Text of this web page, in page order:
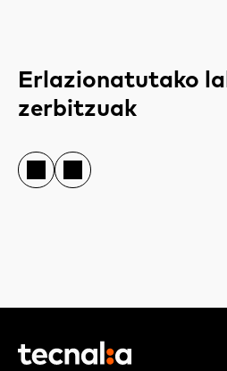
Erlazionatutako
zerbitzuak